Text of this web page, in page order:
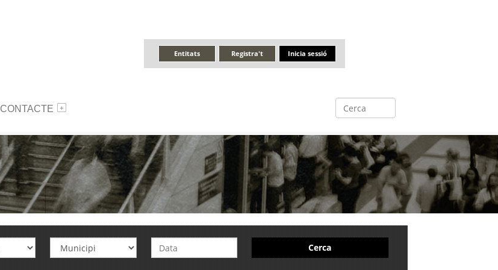
Inicia sessió
Registra't
Entitats
CONTACTE
Cerca